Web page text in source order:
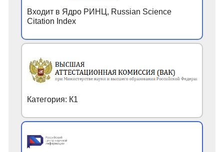
Входит в Ядро РИНЦ, Russian Science
Citation Index
Категория: К1